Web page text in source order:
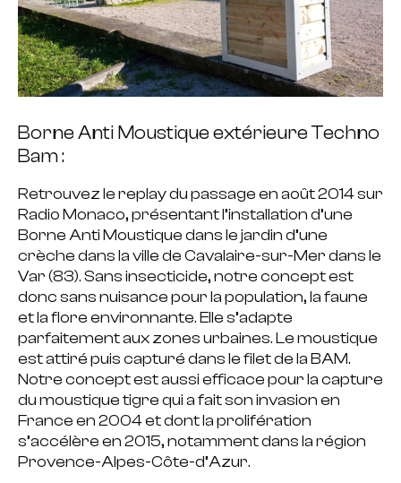
Borne Anti Moustique extérieure Techno
Bam :
Retrouvez le replay du passage en août 2014 sur
Radio Monaco, présentant l’installation d’une
Borne Anti Moustique dans le jardin d’une
crèche dans la ville de Cavalaire-sur-Mer dans le
Var (83). Sans insecticide, notre concept est
donc sans nuisance pour la population, la faune
et la flore environnante. Elle s’adapte
parfaitement aux zones urbaines. Le moustique
est attiré puis capturé dans le filet de la BAM.
Notre concept est aussi efficace pour la capture
du moustique tigre qui a fait son invasion en
France en 2004 et dont la prolifération
s’accélère en 2015, notamment dans la région
Provence-Alpes-Côte-d’Azur.